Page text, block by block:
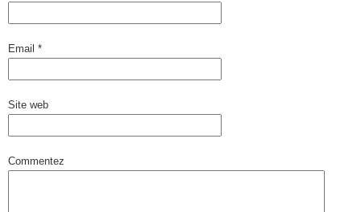
Email *
Site web
Commentez